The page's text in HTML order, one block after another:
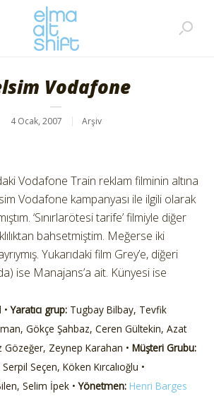
Vodafone
4 Ocak, 2007 Arşiv
Vodafone Train reklam filminin altına
Vodafone kampanyası ile ilgili olarak
‘Sınırlarötesi tarife’ filmiyle diğer
bahsetmiştim. Meğerse iki
Yukarıdaki film Grey’e, diğeri
ise Manajans’a ait. Künyesi ise
•Yaratıcı grup: Tugbay Bilbay, Tevfik
Gökçe Şahbaz, Ceren Gültekin, Azat
Gözeğer, Zeynep Karahan • Müşteri Grubu:
Seçen, Köken Kırcalıoğlu •
Selim İpek •Yönetmen: Henri Barges